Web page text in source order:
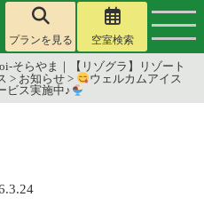
プランを見る 空室検索
そらやま｜【リゾグラ】リゾート
> お知らせ >
ウェルカムアイス
ビス実施中♪